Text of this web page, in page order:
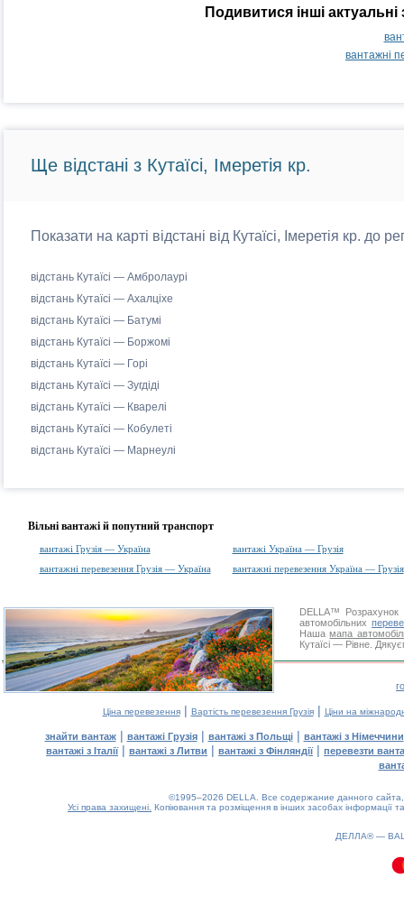
Подивитися інші
вантажні
Ще відстані з Кутаїсі, Імеретія кр.
Показати на карті відстані від Кутаїсі, Імеретія кр. до
відстань Кутаїсі — Амбролаурі
відстань Кутаїсі — Ахалціхе
відстань Кутаїсі — Батумі
відстань Кутаїсі — Боржомі
відстань Кутаїсі — Горі
відстань Кутаїсі — Зугдіді
відстань Кутаїсі — Кварелі
відстань Кутаїсі — Кобулеті
відстань Кутаїсі — Марнеулі
Вільні вантажі й попутний транспорт
вантажі Грузія — Україна
вантажі Україна — Грузія
вантажні перевезення Грузія — Україна
вантажні перевезення Україна — Грузія
DELLA™ Розрахунок
автомобільних
Нашамапа
Кутаїсі — Рівне.
Ціна перевезення| Вартість перевезення Грузія| Ціни на
знайти вантаж| вантажі Грузія| вантажі з Польщі| вантажі з Німеччини
вантажі з Італії| вантажі з Литви | вантажі з Фінляндії| перевезти
©1995–2026 DELLA. Все содержание данного
Усі права захищені. Копіювання та розміщення в інших засобах інформації
ДЕЛЛА® —